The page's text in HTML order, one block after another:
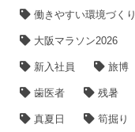
働きやすい環境づくり
大阪マラソン2026
新入社員 旅博
歯医者 残暑
真夏日 筍掘り